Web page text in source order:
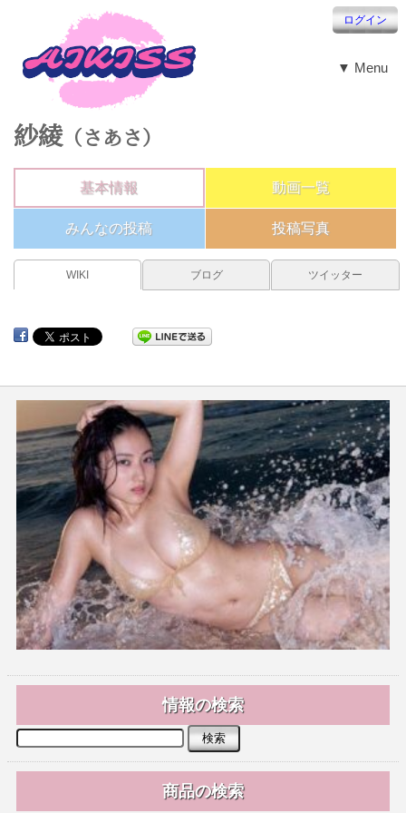
▼ Menu
ログイン
紗綾（さあさ）
基本情報 動画一覧
みんなの投稿 投稿写真
WIKI ブログ ツイッター
情報の検索
商品の検索